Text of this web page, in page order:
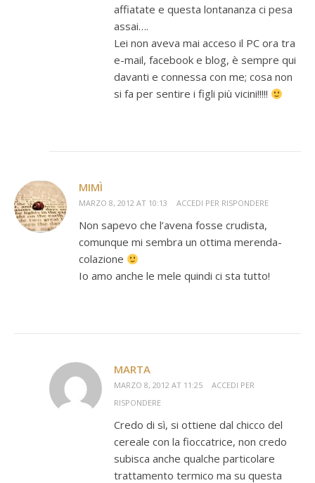
affiatate e questa lontananza ci pesa
assai….
Lei non aveva mai acceso il PC ora tra
e-mail, facebook e blog, è sempre qui
davanti e connessa con me; cosa non
si fa per sentire i figli più vicini!!!!!
MIMÌ
MARZO 8, 2012 AT 10:13 ACCEDI PER RISPONDERE
Non sapevo che l’avena fosse crudista,
comunque mi sembra un ottima merenda-
colazione
Io amo anche le mele quindi ci sta tutto!
MARTA
MARZO 8, 2012 AT 11:25
ACCEDI PER
RISPONDERE
Credo di sì, si ottiene dal chicco del
cereale con la fioccatrice, non credo
subisca anche qualche particolare
trattamento termico ma su questa